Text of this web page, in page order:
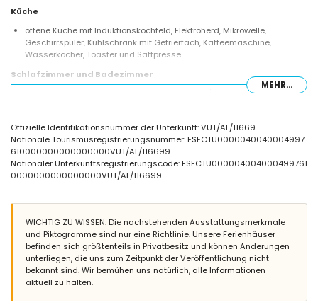
Küche
offene Küche mit Induktionskochfeld, Elektroherd, Mikrowelle,
Geschirrspüler, Kühlschrank mit Gefrierfach, Kaffeemaschine,
Wasserkocher, Toaster und Saftpresse
Schlafzimmer und Badezimmer
Schlafzimmer mit Klimaanlage, Kingsize-Bett (200 x 180 cm) und
eigenem Bad
Eigenes Bad mit Dusche, WC und Haartrockner
Außenbereich des Apartments
eingezäuntes Grundstück
Kinderbecken
Gemeinschaftlicher Garten mit Rasen und Bäumen
Spielplatz
überdachte Terrasse
Außendusche
Essbereich im Freien
Gemeinschaftlicher, überdachter Parkplatz
Weitere Informationen
MEHR...
Offizielle Identifikationsnummer der Unterkunft: VUT/AL/11669
Nationale Tourismusregistrierungsnummer: ESFCTU0000040040004997
610000000000000000VUT/AL/116699
Nationaler Unterkunftsregistrierungscode: ESFCTU000004004000499761
0000000000000000VUT/AL/116699
WICHTIG ZU WISSEN: Die nachstehenden Ausstattungsmerkmale
und Piktogramme sind nur eine Richtlinie. Unsere Ferienhäuser
befinden sich größtenteils in Privatbesitz und können Änderungen
unterliegen, die uns zum Zeitpunkt der Veröffentlichung nicht
bekannt sind. Wir bemühen uns natürlich, alle Informationen
aktuell zu halten.